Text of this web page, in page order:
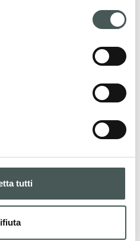
tutti
tessili per il
e arreda i